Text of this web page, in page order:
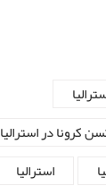
کرونا در استرالیا
استرالیا